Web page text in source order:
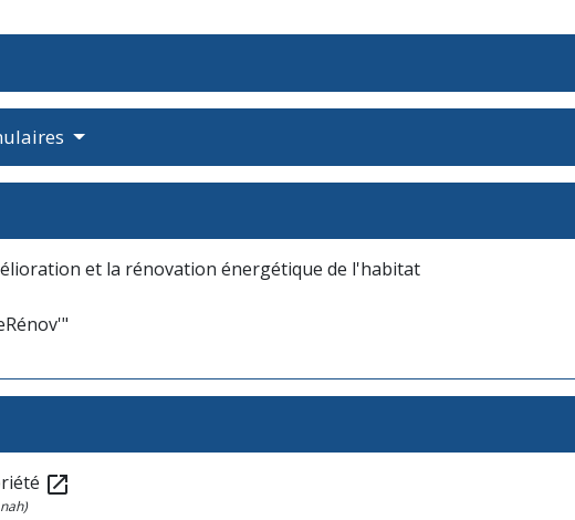
et la rénovation énergétique de l'habitat
open_in_new